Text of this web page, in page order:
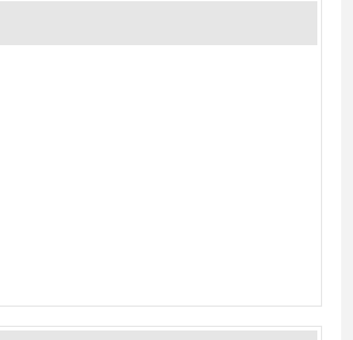
学校＞
期大学、大阪成蹊短期大学